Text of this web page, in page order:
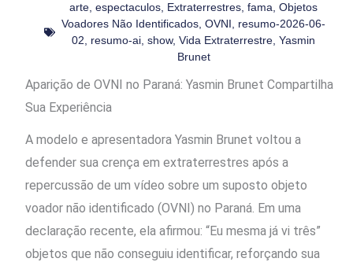
arte, espectaculos, Extraterrestres, fama, Objetos
Voadores Não Identificados, OVNI, resumo-2026-06-
02, resumo-ai, show, Vida Extraterrestre, Yasmin
Brunet
Aparição de OVNI no Paraná: Yasmin Brunet Compartilha
Sua Experiência
A modelo e apresentadora Yasmin Brunet voltou a
defender sua crença em extraterrestres após a
repercussão de um vídeo sobre um suposto objeto
voador não identificado (OVNI) no Paraná. Em uma
declaração recente, ela afirmou: “Eu mesma já vi três”
objetos que não conseguiu identificar, reforçando sua